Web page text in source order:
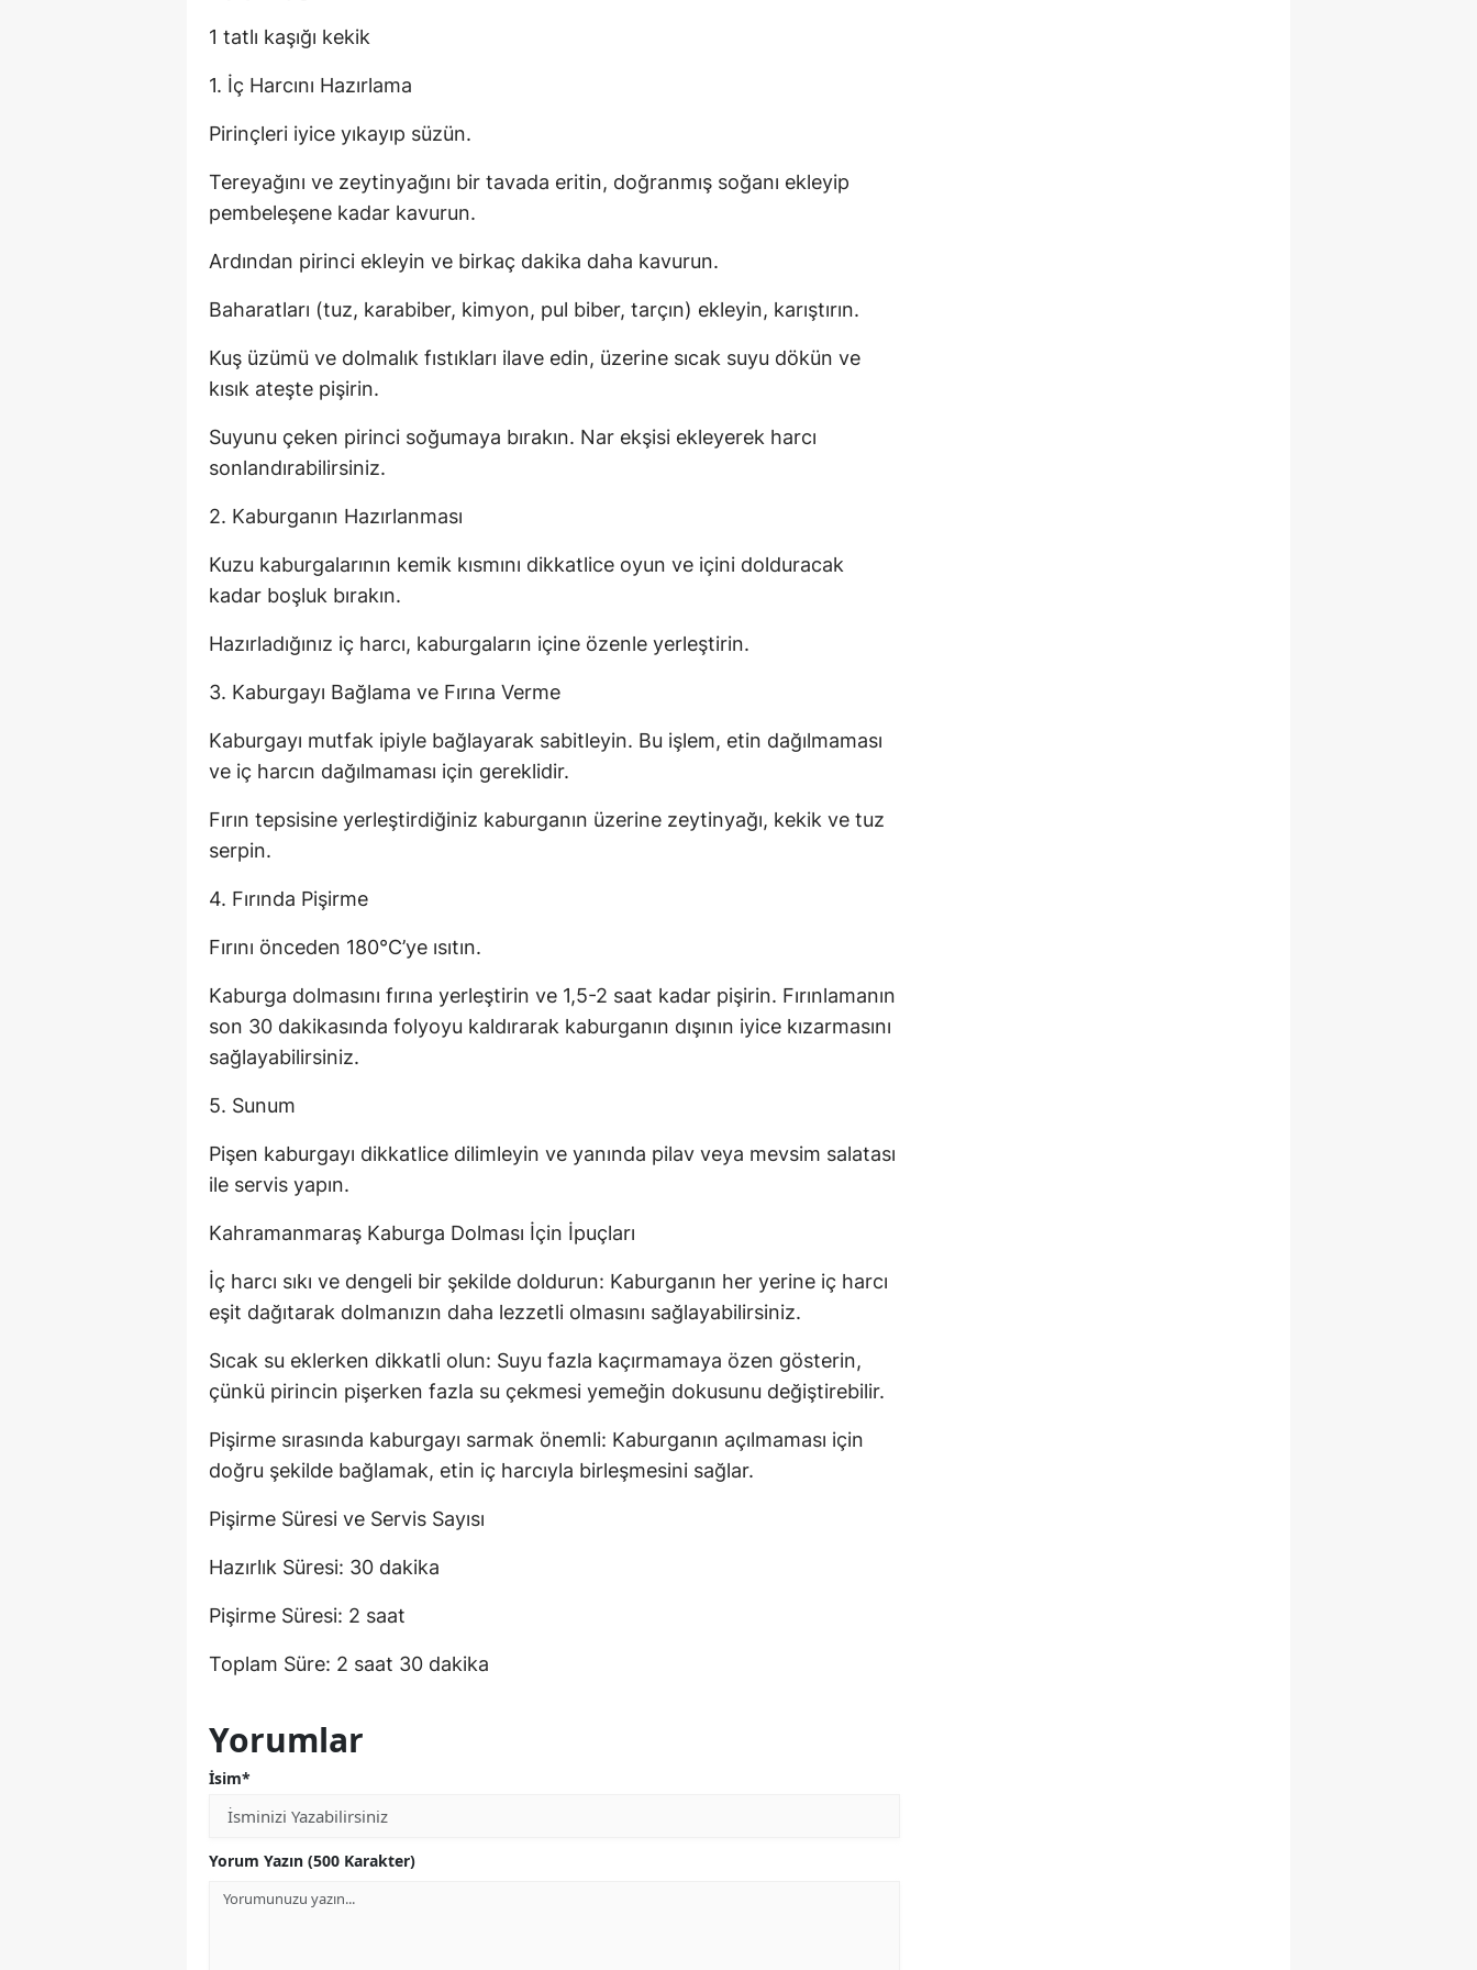
1 tatlı kaşığı kekik
1. İç Harcını Hazırlama
Pirinçleri iyice yıkayıp süzün.
Tereyağını ve zeytinyağını bir tavada eritin, doğranmış soğanı ekleyip
pembeleşene kadar kavurun.
Ardından pirinci ekleyin ve birkaç dakika daha kavurun.
Baharatları (tuz, karabiber, kimyon, pul biber, tarçın) ekleyin, karıştırın.
Kuş üzümü ve dolmalık fıstıkları ilave edin, üzerine sıcak suyu dökün ve
kısık ateşte pişirin.
Suyunu çeken pirinci soğumaya bırakın. Nar ekşisi ekleyerek harcı
sonlandırabilirsiniz.
2. Kaburganın Hazırlanması
Kuzu kaburgalarının kemik kısmını dikkatlice oyun ve içini dolduracak
kadar boşluk bırakın.
Hazırladığınız iç harcı, kaburgaların içine özenle yerleştirin.
3. Kaburgayı Bağlama ve Fırına Verme
Kaburgayı mutfak ipiyle bağlayarak sabitleyin. Bu işlem, etin dağılmaması
ve iç harcın dağılmaması için gereklidir.
Fırın tepsisine yerleştirdiğiniz kaburganın üzerine zeytinyağı, kekik ve tuz
serpin.
4. Fırında Pişirme
Fırını önceden 180°C’ye ısıtın.
Kaburga dolmasını fırına yerleştirin ve 1,5-2 saat kadar pişirin. Fırınlamanın
son 30 dakikasında folyoyu kaldırarak kaburganın dışının iyice kızarmasını
sağlayabilirsiniz.
5. Sunum
Pişen kaburgayı dikkatlice dilimleyin ve yanında pilav veya mevsim salatası
ile servis yapın.
Kahramanmaraş Kaburga Dolması İçin İpuçları
İç harcı sıkı ve dengeli bir şekilde doldurun: Kaburganın her yerine iç harcı
eşit dağıtarak dolmanızın daha lezzetli olmasını sağlayabilirsiniz.
Sıcak su eklerken dikkatli olun: Suyu fazla kaçırmamaya özen gösterin,
çünkü pirincin pişerken fazla su çekmesi yemeğin dokusunu değiştirebilir.
Pişirme sırasında kaburgayı sarmak önemli: Kaburganın açılmaması için
doğru şekilde bağlamak, etin iç harcıyla birleşmesini sağlar.
Pişirme Süresi ve Servis Sayısı
Hazırlık Süresi: 30 dakika
Pişirme Süresi: 2 saat
Toplam Süre: 2 saat 30 dakika
Yorumlar
İsim*
Yorum Yazın (500 Karakter)